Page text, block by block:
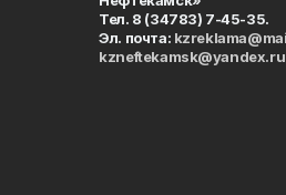
Тел. 8 (34783) 7-45-35.
Эл. почта:
kzneftekamsk@yandex.ru